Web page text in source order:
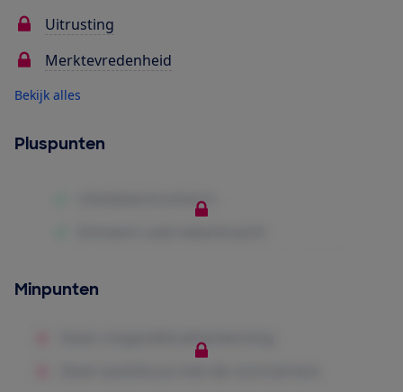
Uitrusting
Merktevredenheid
Bekijk alles
Pluspunten
Minpunten